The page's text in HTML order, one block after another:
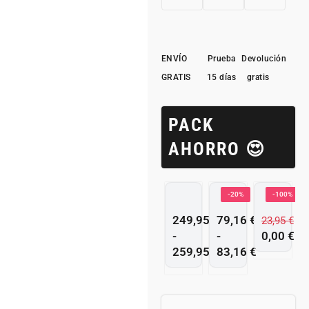
ENVÍO
GRATIS
Prueba
15 días
Devolución
gratis
PACK
AHORRO 😍
249,95 €
-
259,95 €
-20%
79,16€
-
83,16€
-100%
23,95€
0,00€